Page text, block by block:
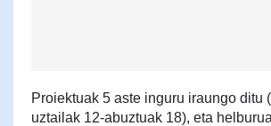
Proiektuak 5 aste inguru iraungo ditu
uztailak 12-abuztuak 18), eta